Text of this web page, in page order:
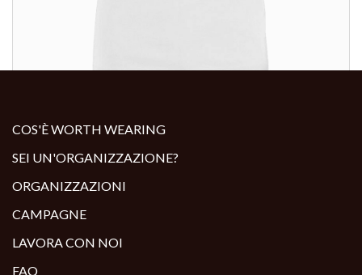
COS'È WORTH WEARING
SEI UN'ORGANIZZAZIONE?
ORGANIZZAZIONI
CAMPAGNE
LAVORA CON NOI
FAQ